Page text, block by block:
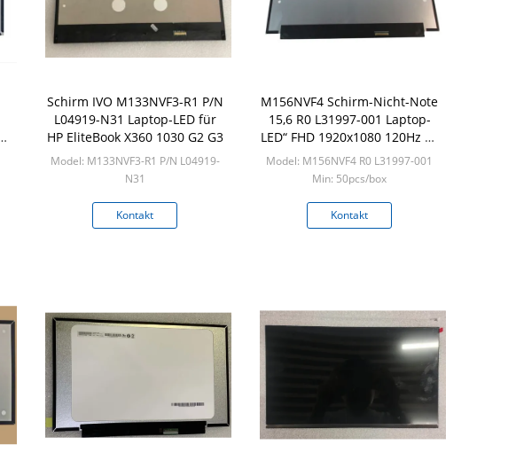
Schirm IVO M133NVF3-R1 P/N
L04919-N31 Laptop-LED für
HP EliteBook X360 1030 G2 G3
Model: M133NVF3-R1 P/N L04919-
N31
Kontakt
M156NVF4 Schirm-Nicht-Note
15,6 R0 L31997-001 Laptop-
LED“ FHD 1920x1080 120Hz 40
Pin
Model: M156NVF4 R0 L31997-001
Min: 50pcs/box
Kontakt